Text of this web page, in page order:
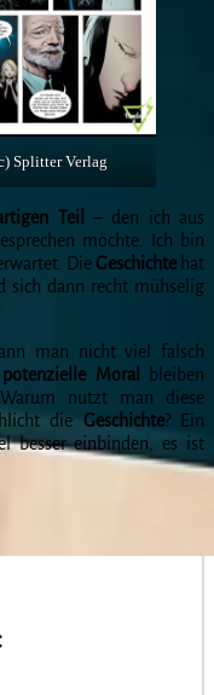
Splitter Verlag
Teil– den ich aus
möchte. Ich bin
Die Geschichte hat
sich dann recht mühselig
man nicht viel falsch
potenzielle Moral
bleiben
nutzt man diese
die Geschichte? Ein
besser einbinden, es ist